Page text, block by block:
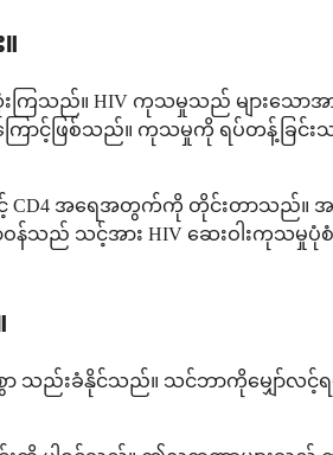
သည်။ HIV ကုသမှုသည် များသော
ာင့်ဖြစ်သည်။ ကုသမှုကို ရပ်တန့်ခြင်းသ
ဏနှင့် CD4 အရေအတွက်ကို တိုင်းတာသ
ည် သင့်အား HIV ဆေးဝါးကုသမှုပုံစံ
စွာ သည်းခံနိုင်သည်။ သင်ဘာကိုမျှော်လ